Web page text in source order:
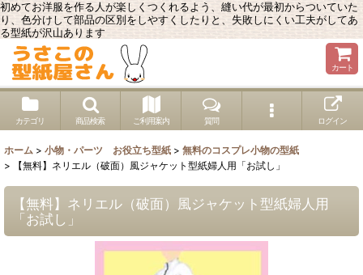
初めてお洋服を作る人が楽しくつくれるよう、縫い代が最初からついていた
り、色分けして部品の区別をしやすくしたりと、失敗しにくい工夫がしてあ
る型紙が沢山あります
カート
カテゴリ 商品検索 ご利用案内 質問 ログイン
ホーム > 小物・パーツ お役立ち型紙 > 無料のコスプレ小物の型紙
>
【無料】ネリエル（破面）風ジャケット型紙婦人用「お試し」
【無料】ネリエル（破面）風ジャケット型紙婦人用
「お試し」